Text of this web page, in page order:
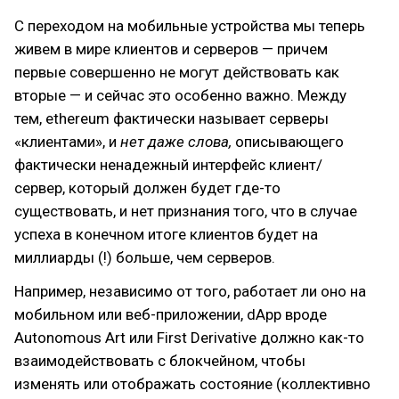
С переходом на мобильные устройства мы теперь
живем в мире клиентов и серверов — причем
первые совершенно не могут действовать как
вторые — и сейчас это особенно важно. Между
тем, ethereum фактически называет серверы
«клиентами», и нет даже слова, описывающего
фактически ненадежный интерфейс клиент/
сервер, который должен будет где-то
существовать, и нет признания того, что в случае
успеха в конечном итоге клиентов будет на
миллиарды (!) больше, чем серверов.
Например, независимо от того, работает ли оно на
мобильном или веб-приложении, dApp вроде
Autonomous Art или First Derivative должно как-то
взаимодействовать с блокчейном, чтобы
изменять или отображать состояние (коллективно